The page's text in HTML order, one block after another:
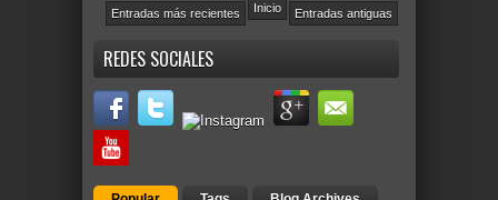
Entradas más recientes Entradas antiguas
Inicio
REDES SOCIALES